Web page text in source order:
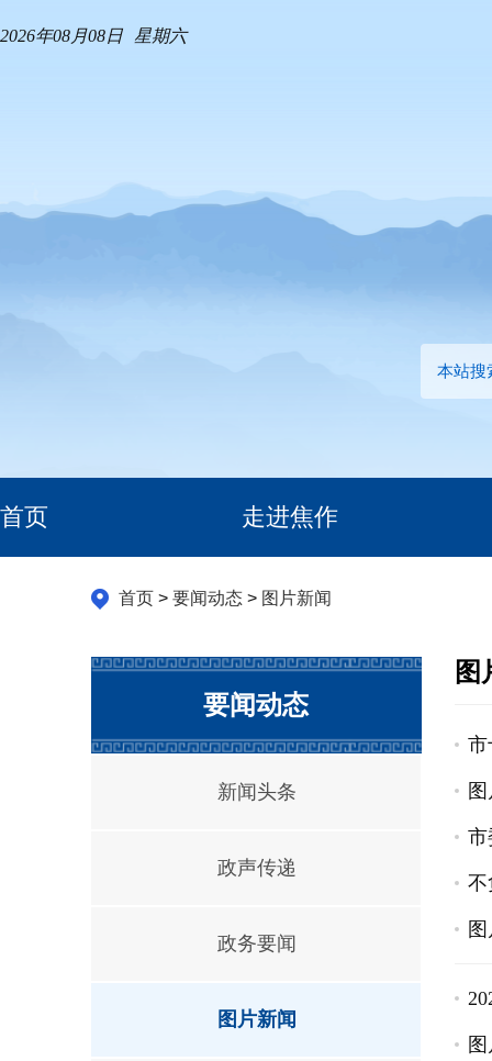
2026年08月08日 星期六
本站搜
首页 走进焦作
首页> 要闻动态> 图片新闻
要闻动态
新闻头条
政声传递
政务要闻
图片新闻
图
市
市
不